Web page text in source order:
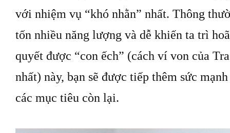
với nhiệm vụ “khó nhằn” nhất. Thông
tốn nhiều năng lượng và dễ khiến ta trì
quyết được “con ếch” (cách ví von của
nhất) này, bạn sẽ được tiếp thêm sức
các mục tiêu còn lại.